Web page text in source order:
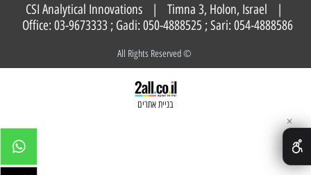
CSI Analytical Innovations | Timna 3, Holon, Israel |
Office: 03-9673333 ; Gadi: 050-4888525 ; Sari: 054-4888586
© All Rights Reserved
בניית אתרים
✕